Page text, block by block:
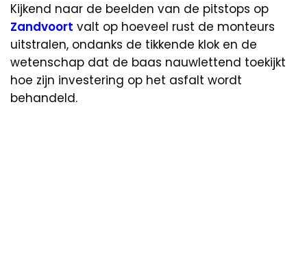
Kijkend naar de beelden van de pitstops op
Zandvoort valt op hoeveel rust de monteurs
uitstralen, ondanks de tikkende klok en de
wetenschap dat de baas nauwlettend toekijkt
hoe zijn investering op het asfalt wordt
behandeld.